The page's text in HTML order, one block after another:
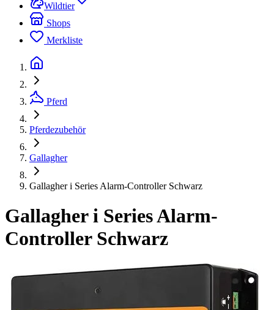
Wildtier
Shops
Merkliste
Pferd
Pferdezubehör
Gallagher
Gallagher i Series Alarm-Controller Schwarz
Gallagher i Series Alarm-
Controller Schwarz